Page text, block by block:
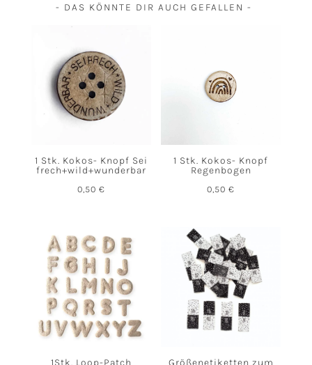
- DAS KÖNNTE DIR AUCH GEFALLEN -
1 Stk. Kokos- Knopf Sei
frech+wild+wunderbar
0,50 €
1 Stk. Kokos- Knopf
Regenbogen
0,50€
1Stk. Loop-Patch
Größenetiketten zum